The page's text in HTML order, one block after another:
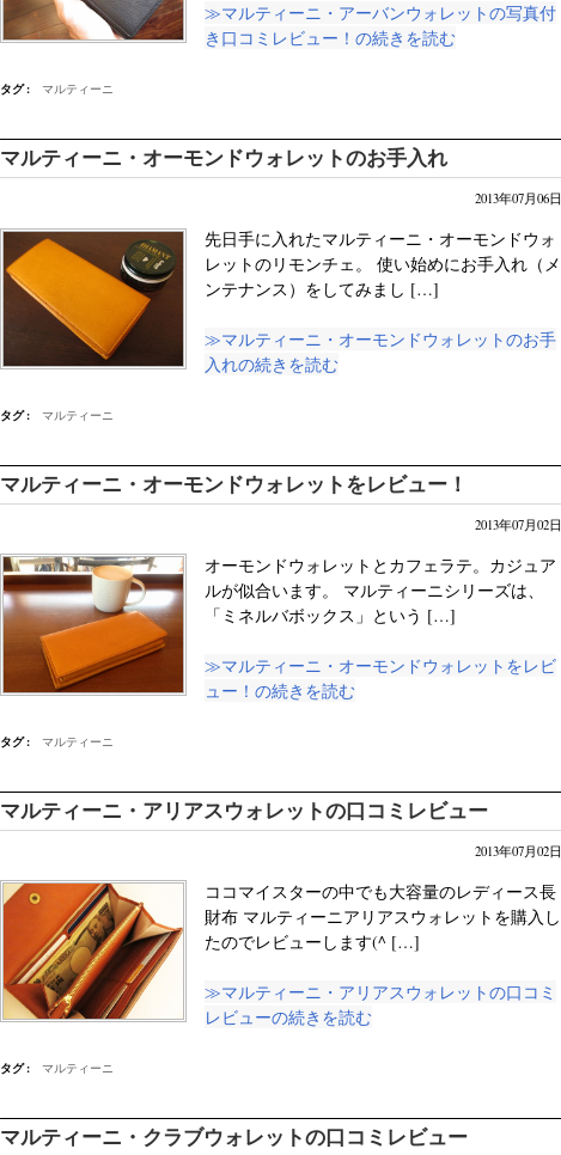
≫マルティーニ・アーバンウォレットの写真付
き口コミレビュー！の続きを読む
タグ : マルティーニ
マルティーニ・オーモンドウォレットのお手入れ
2013年07月06日
先日手に入れたマルティーニ・オーモンドウォ
レットのリモンチェ。 使い始めにお手入れ（メ
ンテナンス）をしてみまし […]
≫マルティーニ・オーモンドウォレットのお手
入れの続きを読む
タグ : マルティーニ
マルティーニ・オーモンドウォレットをレビュー！
2013年07月02日
オーモンドウォレットとカフェラテ。カジュア
ルが似合います。 マルティーニシリーズは、
「ミネルバボックス」という […]
≫マルティーニ・オーモンドウォレットをレビ
ュー！の続きを読む
タグ : マルティーニ
マルティーニ・アリアスウォレットの口コミレビュー
2013年07月02日
ココマイスターの中でも大容量のレディース長
財布 マルティーニアリアスウォレットを購入し
たのでレビューします(^ […]
≫マルティーニ・アリアスウォレットの口コミ
レビューの続きを読む
タグ : マルティーニ
マルティーニ・クラブウォレットの口コミレビュー